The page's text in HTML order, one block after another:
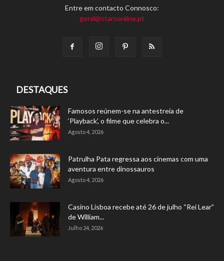
Entre em contacto Connosco:
geral@starsonline.pt
DESTAQUES
Famosos reúnem-se na antestreia de
‘Playback’, o filme que celebra o...
Agosto 4, 2026
Patrulha Pata regressa aos cinemas com uma
aventura entre dinossauros
Agosto 4, 2026
Casino Lisboa recebe até 26 de julho “Rei Lear”
de William...
Julho 24, 2026